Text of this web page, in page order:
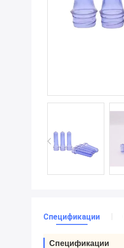
Спецификации
Спецификации